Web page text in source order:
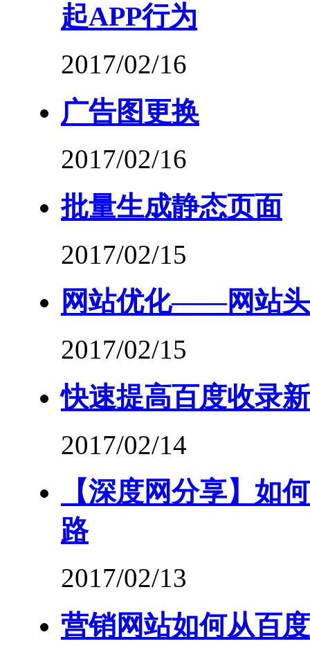
起APP行为
2017/02/16
广告图更换
2017/02/16
批量生成静态页面
2017/02/15
网站优化——网站
2017/02/15
快速提高百度收录
2017/02/14
【深度网分享】如
路
2017/02/13
营销网站如何从百